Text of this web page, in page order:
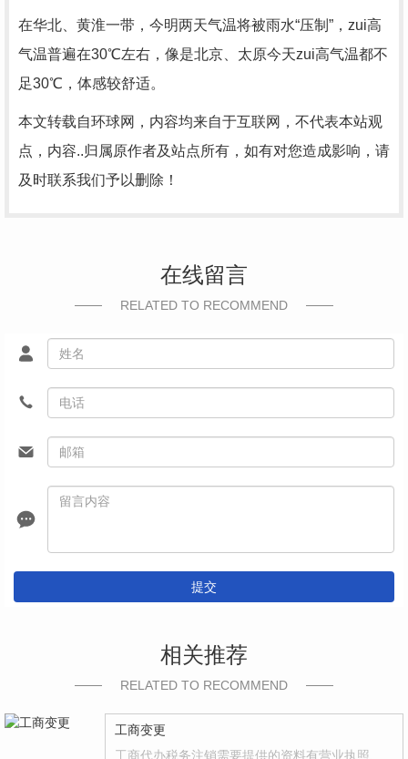
在华北、黄淮一带，今明两天气温将被雨水“压制”，zui高
气温普遍在30℃左右，像是北京、太原今天zui高气温都不
足30℃，体感较舒适。
本文转载自环球网，内容均来自于互联网，不代表本站观
点，内容..归属原作者及站点所有，如有对您造成影响，请
及时联系我们予以删除！
在线留言
RELATED TO RECOMMEND
提交
相关推荐
RELATED TO RECOMMEND
工商变更
工商代办税务注销需要提供的资料有营业执照、